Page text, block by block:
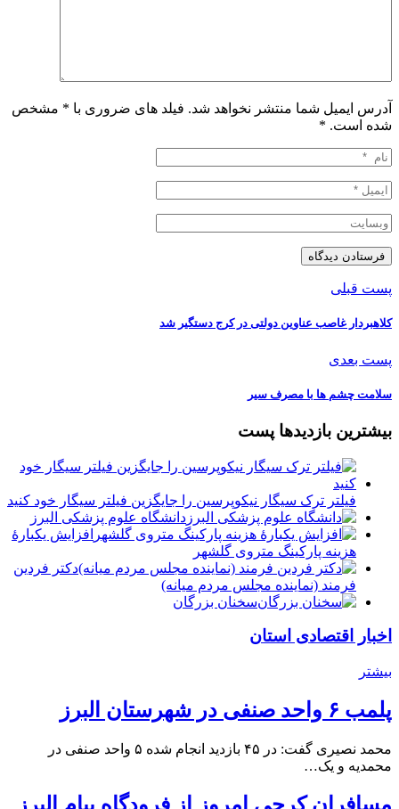
آدرس ایمیل شما منتشر نخواهد شد. فیلد های ضروری با * مشخص
شده است. *
پست قبلی
کلاهبردار غاصب عناوین دولتی در کرج دستگیر شد
پست بعدی
سلامت چشم‌ ها با مصرف سیر
بیشترین بازدیدها پست
فیلتر ترک سیگار نیکوپرسین را جایگزین فیلتر سیگار خود کنید
دانشگاه علوم پزشکی البرز
افزایش یکبارۀ
هزینه پارکینگ متروی گلشهر
دكتر فردين
فرمند (نماينده مجلس مردم میانه)
سخنان بزرگان
اخبار اقتصادی استان
بیشتر
پلمب ۶ واحد صنفی در شهرستان البرز
محمد نصیری گفت: در ۴۵ بازدید انجام شده ۵ واحد صنفی در
محمدیه و یک…